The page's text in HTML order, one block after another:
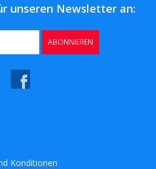
unseren Newsletter an:
ABONNIEREN
Konditionen